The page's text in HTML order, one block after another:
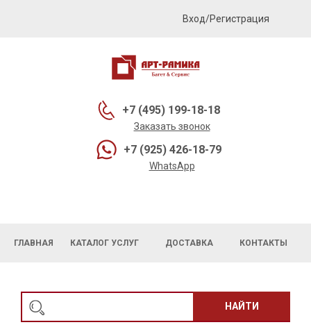
Вход/Регистрация
+7 (495) 199-18-18
Заказать звонок
+7 (925) 426-18-79
WhatsApp
ГЛАВНАЯ КАТАЛОГ УСЛУГ ДОСТАВКА КОНТАКТЫ
НАЙТИ